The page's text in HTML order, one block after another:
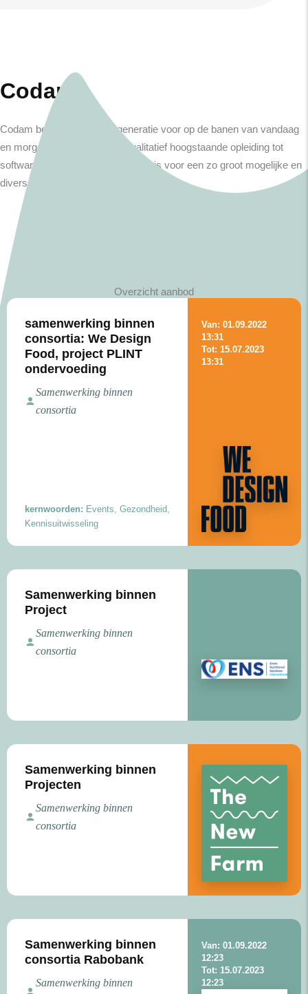
Codam
Codam bereidt de nieuwe generatie voor op de banen van vandaag
en morgen. We bieden een kwalitatief hoogstaande opleiding tot
software engineer die toegankelijk is voor een zo groot mogelijke en
diverse groep mensen.
Overzicht aanbod
samenwerking binnen
consortia: We Design
Food, project PLINT
ondervoeding
Samenwerking binnen
consortia
kernwoorden: Events, Gezondheid,
Kennisuitwisseling
Van: 01.09.2022
13:31
Tot: 15.07.2023
13:31
Samenwerking binnen
Project
Samenwerking binnen
consortia
Samenwerking binnen
Projecten
Samenwerking binnen
consortia
Samenwerking binnen
consortia Rabobank
Samenwerking binnen
Van: 01.09.2022
12:23
Tot: 15.07.2023
12:23